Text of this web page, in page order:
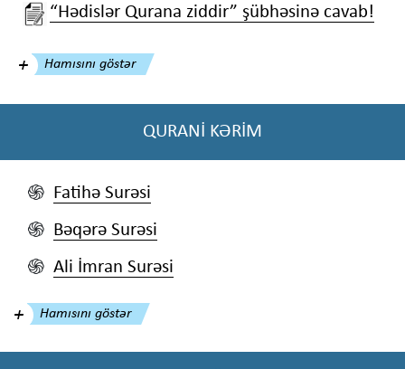
“Hədislər Qurana ziddir” şübhəsinə cavab!
Hamısını göstər
QURANİ KƏRİM
֍ Fatihə Surəsi
֍ Bəqərə Surəsi
֍ Ali İmran Surəsi
Hamısını göstər